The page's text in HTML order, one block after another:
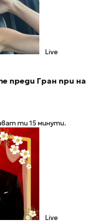
Live
преди Гран при на
ти 15 минути.
Live